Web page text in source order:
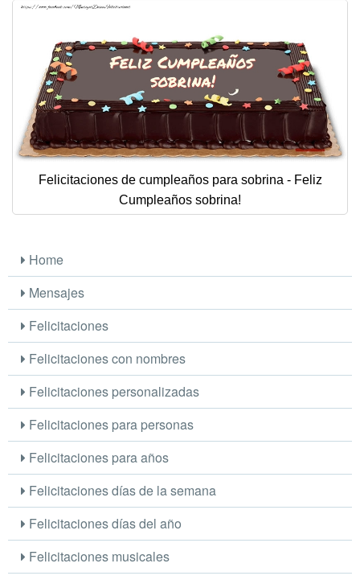
Felicitaciones de cumpleaños para sobrina - Feliz
Cumpleaños sobrina!
Home
Mensajes
Felicitaciones
Felicitaciones con nombres
Felicitaciones personalizadas
Felicitaciones para personas
Felicitaciones para años
Felicitaciones días de la semana
Felicitaciones días del año
Felicitaciones musicales